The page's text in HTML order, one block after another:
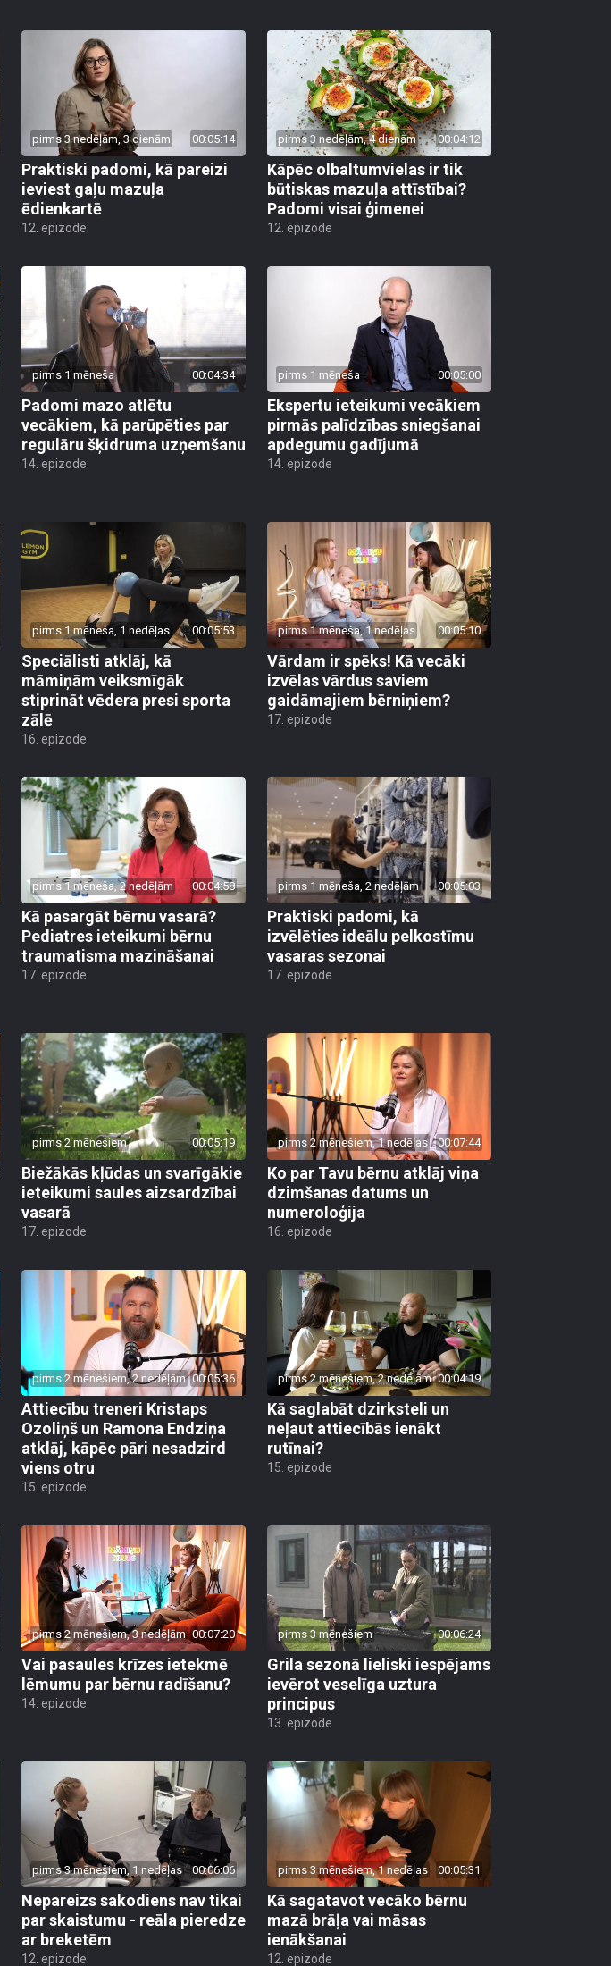
pirms 3 nedēļām, 3 dienām 00:05:14
Praktiski padomi, kā pareizi
ieviest gaļu mazuļa
ēdienkartē
12. epizode
pirms 3 nedēļām, 4 dienām 00:04:12
Kāpēc olbaltumvielas ir tik
būtiskas mazuļa attīstībai?
Padomi visai ģimenei
12. epizode
pirms 1 mēneša 00:04:34
Padomi mazo atlētu
vecākiem, kā parūpēties par
regulāru šķidruma uzņemšanu
14. epizode
pirms 1 mēneša 00:05:00
Ekspertu ieteikumi vecākiem
pirmās palīdzības sniegšanai
apdegumu gadījumā
14. epizode
pirms 1 mēneša, 1 nedēļas 00:05:53
Speciālisti atklāj, kā
māmiņām veiksmīgāk
stiprināt vēdera presi sporta
zālē
16. epizode
pirms 1 mēneša, 1 nedēļas 00:05:10
Vārdam ir spēks! Kā vecāki
izvēlas vārdus saviem
gaidāmajiem bērniņiem?
17. epizode
pirms 1 mēneša, 2 nedēļām 00:04:58
Kā pasargāt bērnu vasarā?
Pediatres ieteikumi bērnu
traumatisma mazināšanai
17. epizode
pirms 1 mēneša, 2 nedēļām 00:05:03
Praktiski padomi, kā
izvēlēties ideālu pelkostīmu
vasaras sezonai
17. epizode
pirms 2 mēnešiem 00:05:19
Biežākās kļūdas un svarīgākie
ieteikumi saules aizsardzībai
vasarā
17. epizode
pirms 2 mēnešiem, 1 nedēļas 00:07:44
Ko par Tavu bērnu atklāj viņa
dzimšanas datums un
numeroloģija
16. epizode
pirms 2 mēnešiem, 2 nedēļām 00:05:36
Attiecību treneri Kristaps
Ozoliņš un Ramona Endziņa
atklāj, kāpēc pāri nesadzird
viens otru
15. epizode
pirms 2 mēnešiem, 2 nedēļām 00:04:19
Kā saglabāt dzirksteli un
neļaut attiecībās ienākt
rutīnai?
15. epizode
pirms 2 mēnešiem, 3 nedēļām 00:07:20
Vai pasaules krīzes ietekmē
lēmumu par bērnu radīšanu?
14. epizode
pirms 3 mēnešiem 00:06:24
Grila sezonā lieliski iespējams
ievērot veselīga uztura
principus
13. epizode
pirms 3 mēnešiem, 1 nedēļas 00:06:06
Nepareizs sakodiens nav tikai
par skaistumu - reāla pieredze
ar breketēm
12. epizode
pirms 3 mēnešiem, 1 nedēļas 00:05:31
Kā sagatavot vecāko bērnu
mazā brāļa vai māsas
ienākšanai
12. epizode